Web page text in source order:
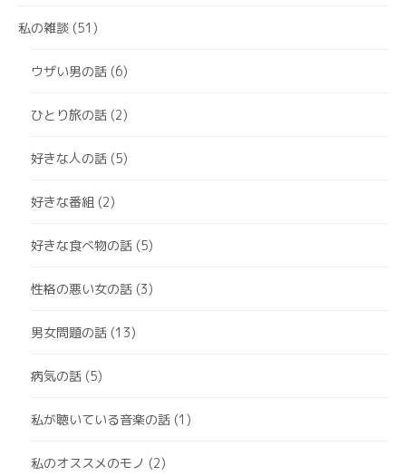
私の雑談 (51)
ウザい男の話 (6)
ひとり旅の話 (2)
好きな人の話 (5)
好きな番組 (2)
好きな食べ物の話 (5)
性格の悪い女の話 (3)
男女問題の話 (13)
病気の話 (5)
私が聴いている音楽の話 (1)
私のオススメのモノ (2)